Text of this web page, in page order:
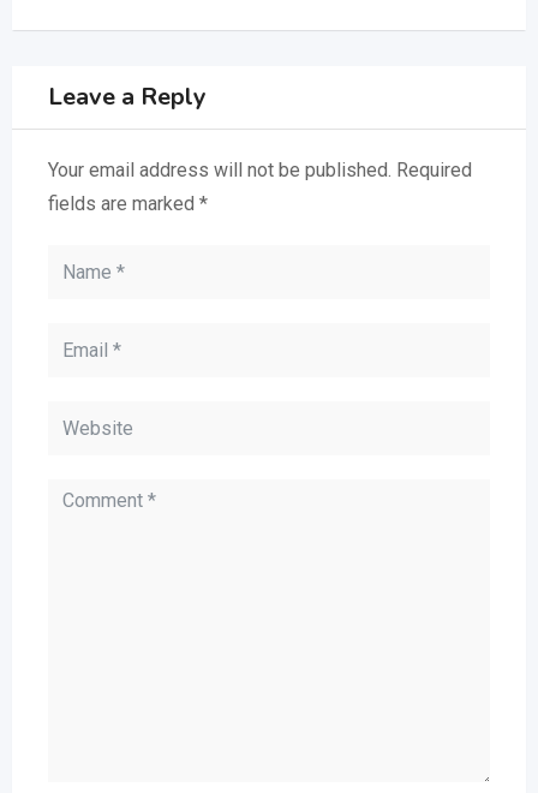
Leave a Reply
Your email address will not be published. Required
fields are marked *